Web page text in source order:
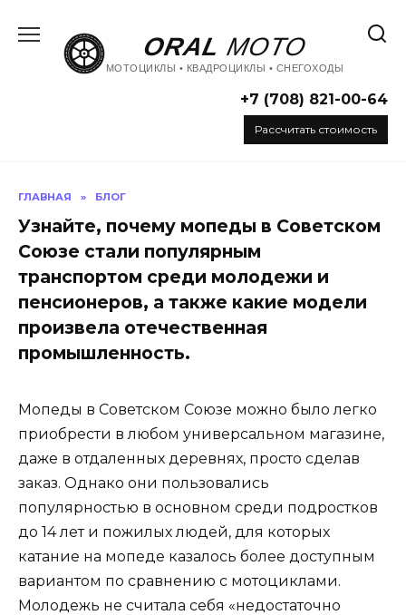
содержанию
ORAL MOTO
МОТОЦИКЛЫ • КВАДРОЦИКЛЫ • СНЕГОХОДЫ
+7 (708) 821-00-64
Рассчитать стоимость
ГЛАВНАЯ » БЛОГ
Узнайте, почему мопеды в Советском
Союзе стали популярным
транспортом среди молодежи и
пенсионеров, а также какие модели
произвела отечественная
промышленность.
Мопеды в Советском Союзе можно было легко
приобрести в любом универсальном магазине,
даже в отдаленных деревнях, просто сделав
заказ. Однако они пользовались
популярностью в основном среди подростков
до 14 лет и пожилых людей, для которых
катание на мопеде казалось более доступным
вариантом по сравнению с мотоциклами.
Молодежь не считала себя «недостаточно